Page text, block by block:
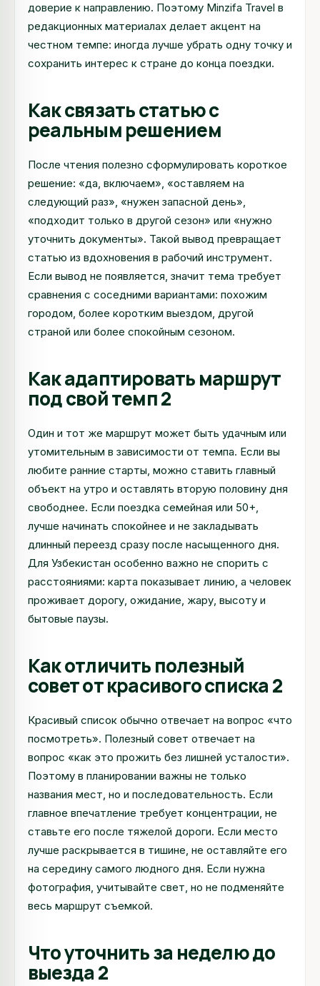
доверие к направлению. Поэтому Minzifa Travel в
редакционных материалах делает акцент на
честном темпе: иногда лучше убрать одну точку и
сохранить интерес к стране до конца поездки.
Как связать статью с
реальным решением
После чтения полезно сформулировать короткое
решение: «да, включаем», «оставляем на
следующий раз», «нужен запасной день»,
«подходит только в другой сезон» или «нужно
уточнить документы». Такой вывод превращает
статью из вдохновения в рабочий инструмент.
Если вывод не появляется, значит тема требует
сравнения с соседними вариантами: похожим
городом, более коротким выездом, другой
страной или более спокойным сезоном.
Как адаптировать маршрут
под свой темп 2
Один и тот же маршрут может быть удачным или
утомительным в зависимости от темпа. Если вы
любите ранние старты, можно ставить главный
объект на утро и оставлять вторую половину дня
свободнее. Если поездка семейная или 50+,
лучше начинать спокойнее и не закладывать
длинный переезд сразу после насыщенного дня.
Для Узбекистан особенно важно не спорить с
расстояниями: карта показывает линию, а человек
проживает дорогу, ожидание, жару, высоту и
бытовые паузы.
Как отличить полезный
совет от красивого списка 2
Красивый список обычно отвечает на вопрос «что
посмотреть». Полезный совет отвечает на
вопрос «как это прожить без лишней усталости».
Поэтому в планировании важны не только
названия мест, но и последовательность. Если
главное впечатление требует концентрации, не
ставьте его после тяжелой дороги. Если место
лучше раскрывается в тишине, не оставляйте его
на середину самого людного дня. Если нужна
фотография, учитывайте свет, но не подменяйте
весь маршрут съемкой.
Что уточнить за неделю до
выезда 2